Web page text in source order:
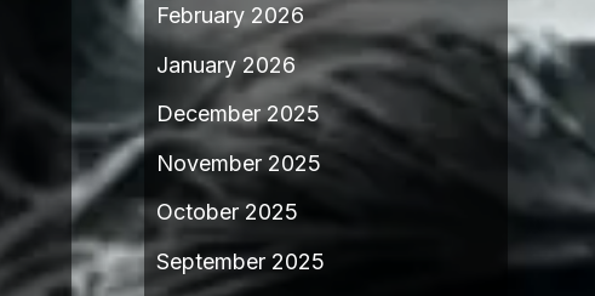
February 2026
January 2026
December 2025
November 2025
October 2025
September 2025